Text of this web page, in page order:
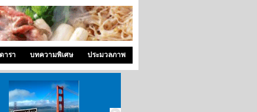
ารา บทความพิเศษ ประมวลภาพ